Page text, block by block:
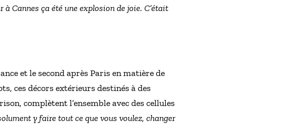
à Cannes ça été une explosion de joie. C’était
et le second après Paris en matière de
ces décors extérieurs destinés à des
complètent l’ensemble avec des cellules
y faire tout ce que vous voulez, changer